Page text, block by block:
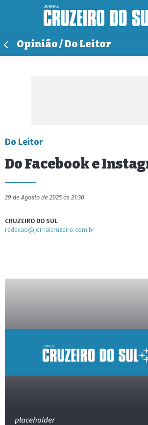
Opinião / Do Leitor
Do Leitor
Do Facebook e
29 de Agosto de 2025 às 21:30
CRUZEIRO DO SUL
redacao@jornalcruzeiro.com.br
placeholder